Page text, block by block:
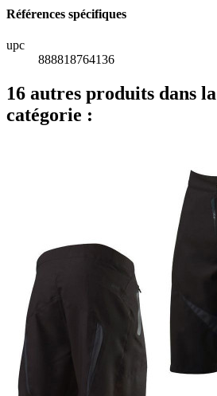
Références spécifiques
upc
888818764136
16 autres produits dans
catégorie :